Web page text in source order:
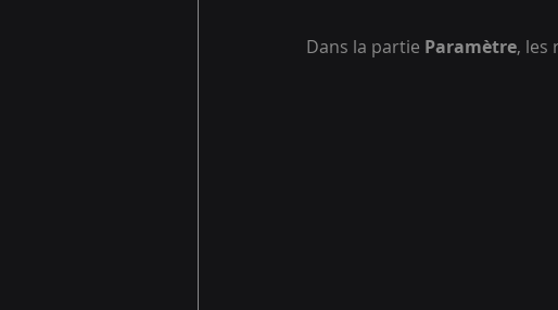
Dans la partie Paramètre, les